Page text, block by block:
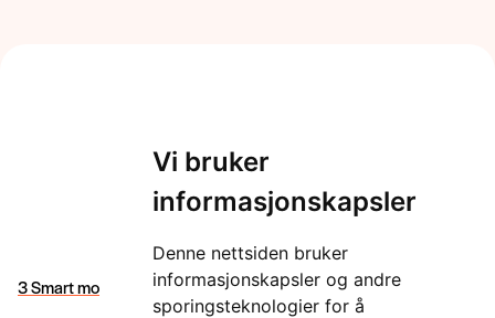
Vi bruker
informasjonskapsler
Denne nettsiden bruker
informasjonskapsler og andre
sporingsteknologier for å
bærekraft Elisabeth
Skuggevik
2 minutter
3 Smart mobilitet og bærekraft Elisabeth Skuggevik